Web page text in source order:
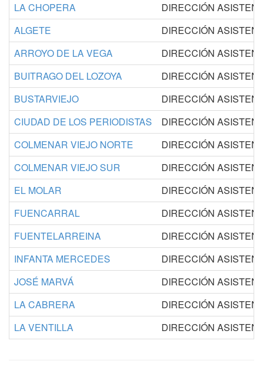
LA CHOPERA
DIRECCIÓN
ALGETE
DIRECCIÓN
ARROYO DE LA VEGA
DIRECCIÓN
BUITRAGO DEL LOZOYA
DIRECCIÓN
BUSTARVIEJO
DIRECCIÓN
CIUDAD DE LOS PERIODISTAS
DIRECCIÓN
COLMENAR VIEJO NORTE
DIRECCIÓN
COLMENAR VIEJO SUR
DIRECCIÓN
EL MOLAR
DIRECCIÓN
FUENCARRAL
DIRECCIÓN
FUENTELARREINA
DIRECCIÓN
INFANTA MERCEDES
DIRECCIÓN
JOSÉ MARVÁ
DIRECCIÓN
LA CABRERA
DIRECCIÓN
LA VENTILLA
DIRECCIÓN